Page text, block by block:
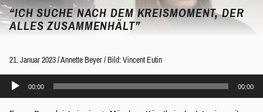
“ICH SUCHE NACH DEM KREISMOMENT, DER
ALLES ZUSAMMENHÄLT”
21. Januar 2023 /Annette Beyer / Bild: Vincent Eutin
Audio-
00:00 00:00